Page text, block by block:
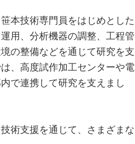
本技術専門員をはじめとした
用、分析機器の調整、工程管
の整備などを通じて研究を支
、高度試作加工センターや電
で連携して研究を支えまし
術支援を通じて、さまざまな